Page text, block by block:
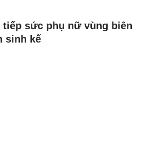
tiếp sức phụ nữ vùng biên
sinh kế